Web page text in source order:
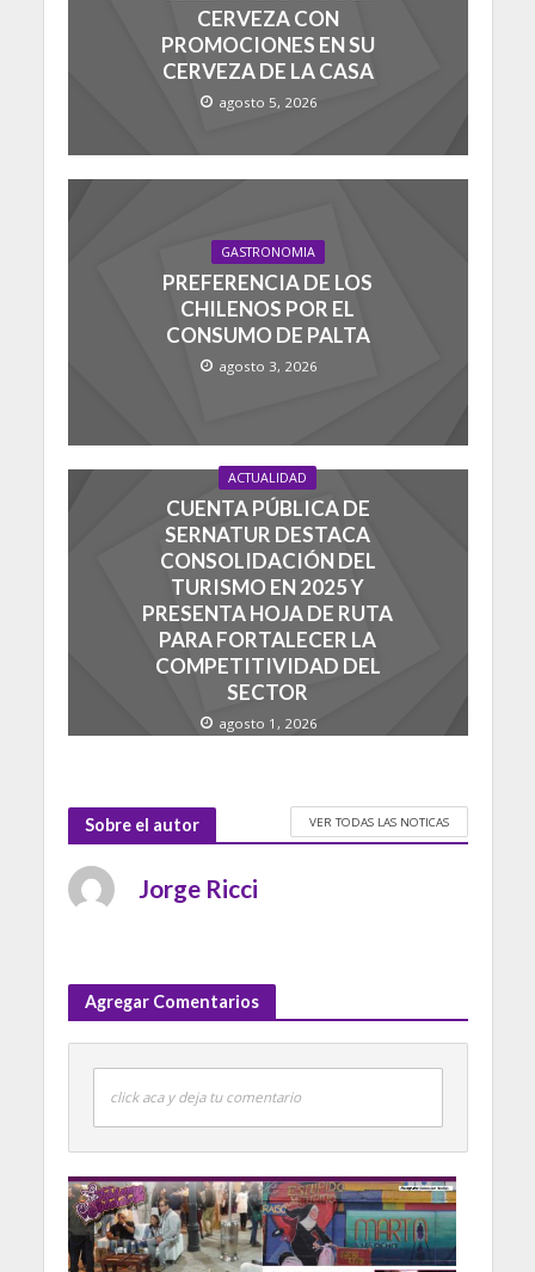
CERVEZA CON
PROMOCIONES EN SU
CERVEZA DE LA CASA
agosto 5, 2026
GASTRONOMIA
PREFERENCIA DE LOS
CHILENOS POR EL
CONSUMO DE PALTA
agosto 3, 2026
ACTUALIDAD
CUENTA PÚBLICA DE
SERNATUR DESTACA
CONSOLIDACIÓN DEL
TURISMO EN 2025 Y
PRESENTA HOJA DE RUTA
PARA FORTALECER LA
COMPETITIVIDAD DEL
SECTOR
agosto 1, 2026
Sobre el autor VER TODAS LAS NOTICAS
Jorge Ricci
Agregar Comentarios
click aca y deja tu comentario